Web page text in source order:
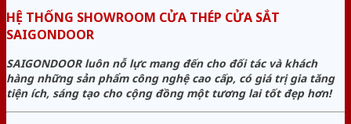
HỆ THỐNG SHOWROOM CỬA THÉP CỬA SẮT
SAIGONDOOR
SAIGONDOOR luôn nỗ lực mang đến cho đối tác và khách
hàng những sản phẩm công nghệ cao cấp, có giá trị gia tăng
tiện ích, sáng tạo cho cộng đồng một tương lai tốt đẹp hơn!